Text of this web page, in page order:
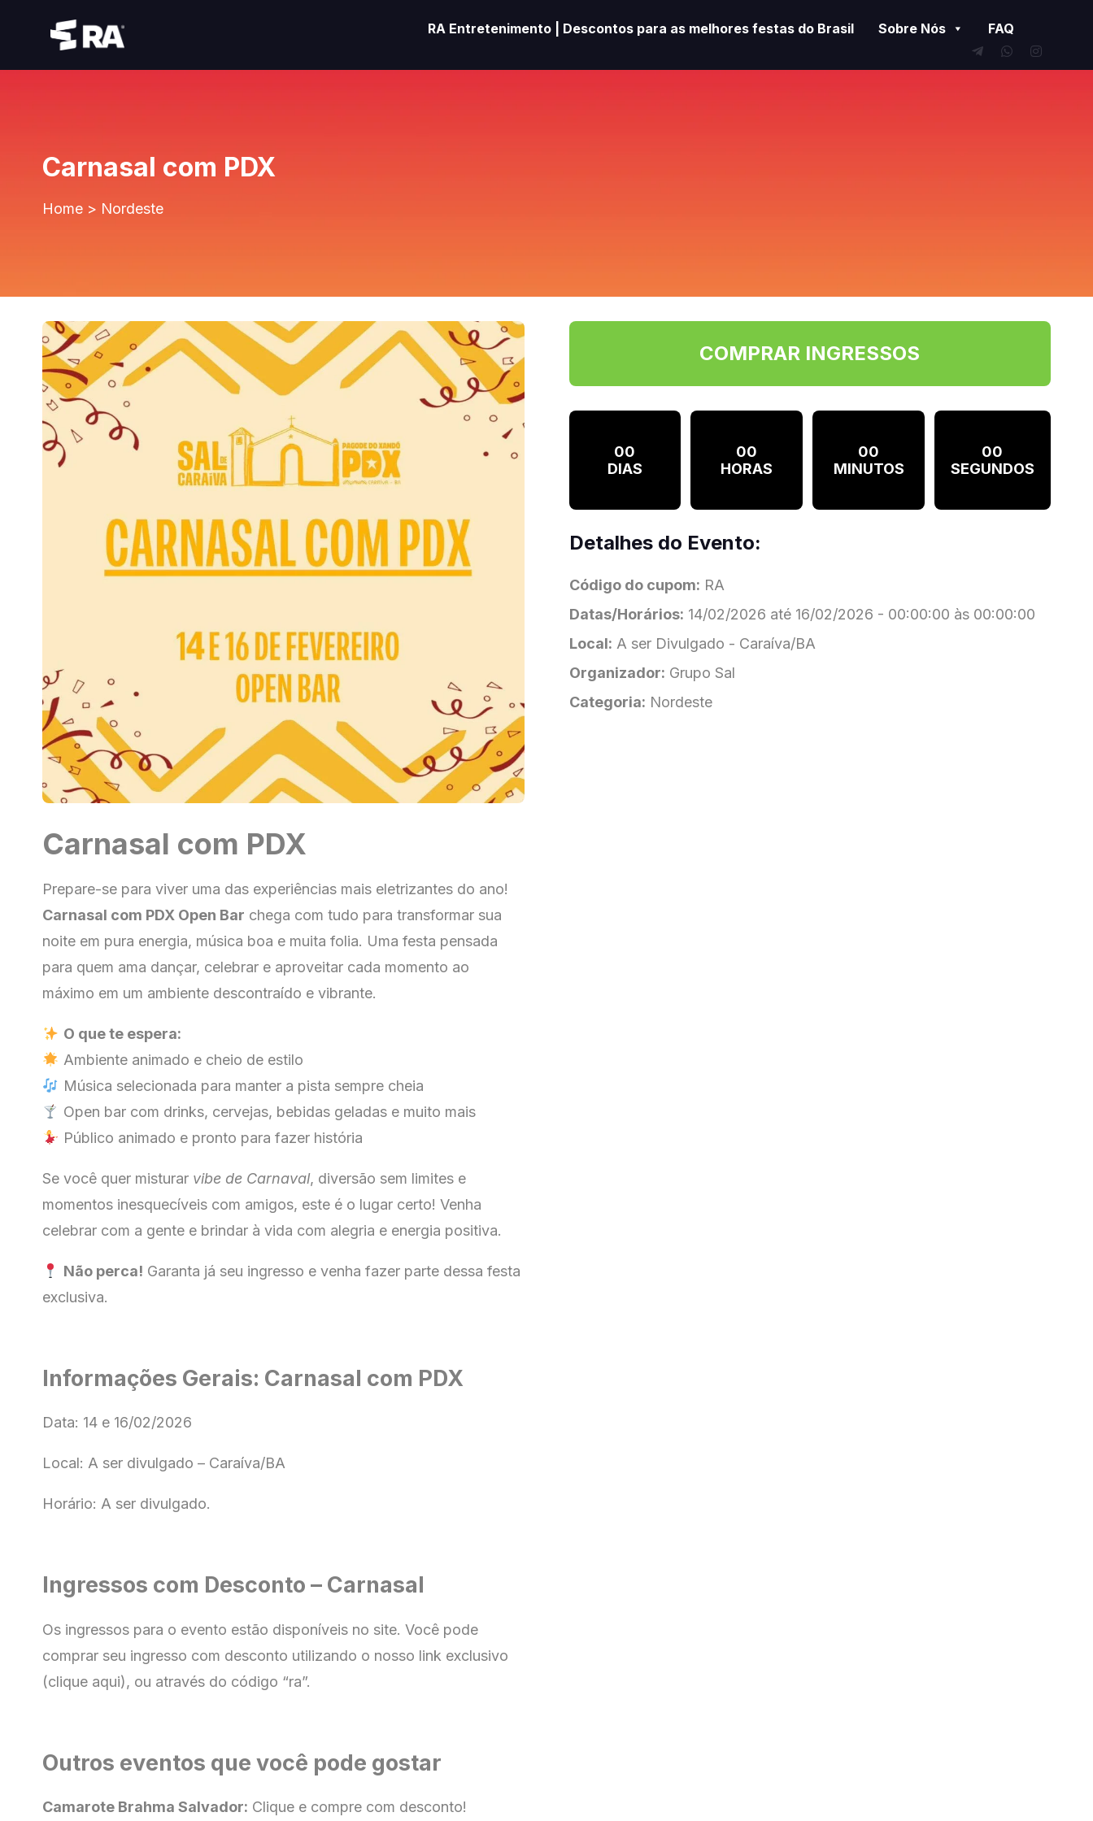
RA Entretenimento | Descontos para as melhores festas do Brasil Sobre Nós FAQ
Carnasal com PDX
Home > Nordeste
Carnasal com PDX
Prepare-se para viver uma das experiências mais eletrizantes do ano!
Carnasal com PDX Open Bar chega com tudo para transformar sua
noite em pura energia, música boa e muita folia. Uma festa pensada
para quem ama dançar, celebrar e aproveitar cada momento ao
máximo em um ambiente descontraído e vibrante.
O que te espera:
Ambiente animado e cheio de estilo
Música selecionada para manter a pista sempre cheia
Open bar com drinks, cervejas, bebidas geladas e muito mais
Público animado e pronto para fazer história
Se você quer misturar vibe de Carnaval, diversão sem limites e
momentos inesquecíveis com amigos, este é o lugar certo! Venha
celebrar com a gente e brindar à vida com alegria e energia positiva.
Não perca! Garanta já seu ingresso e venha fazer parte dessa festa
exclusiva.
Informações Gerais: Carnasal com PDX
Data: 14 e 16/02/2026
Local: A ser divulgado – Caraíva/BA
Horário: A ser divulgado.
Ingressos com Desconto – Carnasal
Os ingressos para o evento estão disponíveis no site. Você pode
comprar seu ingresso com desconto utilizando o nosso link exclusivo
(clique aqui), ou através do código “ra”.
Outros eventos que você pode gostar
Camarote Brahma Salvador: Clique e compre com desconto!
COMPRAR INGRESSOS
00
DIAS
00
HORAS
00
MINUTOS
00
SEGUNDOS
Detalhes do Evento:
Código do cupom: RA
Datas/Horários: 14/02/2026 até 16/02/2026 - 00:00:00 às 00:00:00
Local: A ser Divulgado - Caraíva/BA
Organizador: Grupo Sal
Categoria: Nordeste